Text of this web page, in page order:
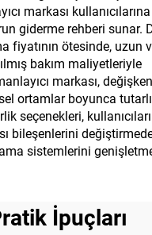
markası
giderme rehberi sunar.
fiyatının ötesinde, uzun
bakım maliyetleriyle
markası,
ortamlar boyunca
seçenekleri,
bileşenlerini
sistemlerini
İpuçları